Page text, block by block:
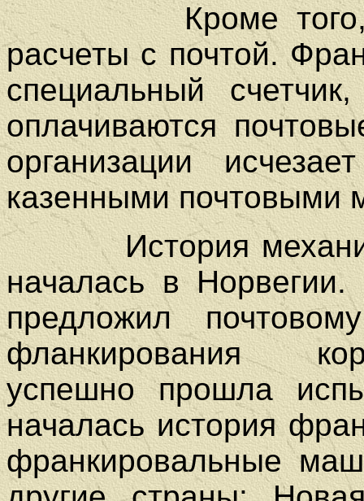
Кроме того,
расчеты с почтой.
специальный
оплачиваются
организации
казенными почтовыми
История
началась в
предложил
фланкирования
успешно прошла
началась история
франкировальные